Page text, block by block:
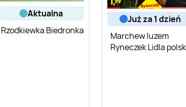
aktualna
Rzodkiewka Biedronka
już za 1 dzień
Marchew luzem
Ryneczek Lidla